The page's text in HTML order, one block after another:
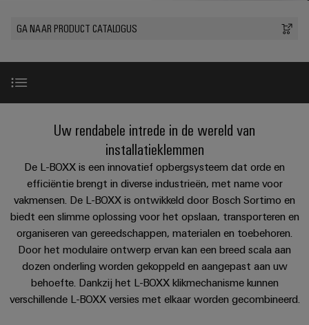
worden
ervaren.
Datacenter
producten
datacenters
betrouwbaar,
schaalbaar
Energieopslag
Oplossingen
en
producten
voor
energieopslagsystemen
(EOS)
DC-
computing
5G
Single
Pair
Ethernet
Schakelkast
klemmen
Behuizingssystemen
Kabelinvoersystemen
en
componenten
Aansluitkabels,
patchkabels
en
kabels
Bedrading
en
gemaakte
Delivery
Advies
en
digitale
engineering
Connectivity
Consulting
Digital
Verkoop Support
eShop
van
catalogi
Acties
Speciale
aanbiedingen
Partners
Bedrijf
en
Locaties
Managementinformatie
en
certificaten
Orange
Mag
|
Klantenmagazine
OVERZICHT
GA NAAR PRODUCT CATALOGUS
Inleiding
L-BOXX 102 INSTA 1
Uitbreidingsset
Overige productgebieden
Downloads
Uw rendabele intrede in de wereld van
installatieklemmen
De L-BOXX is een innovatief opbergsysteem dat orde en
efficiëntie brengt in diverse industrieën, met name voor
vakmensen. De L-BOXX is ontwikkeld door Bosch Sortimo en
biedt een slimme oplossing voor het opslaan, transporteren en
organiseren van gereedschappen, materialen en toebehoren.
Door het modulaire ontwerp ervan kan een breed scala aan
dozen onderling worden gekoppeld en aangepast aan uw
behoefte. Dankzij het L-BOXX klikmechanisme kunnen
verschillende L-BOXX versies met elkaar worden gecombineerd.